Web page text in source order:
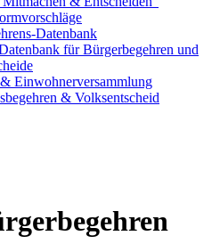
Datenbank
für Bürgerbegehren und
Einwohnerversammlung
& Volksentscheid